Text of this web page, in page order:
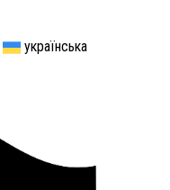
українська